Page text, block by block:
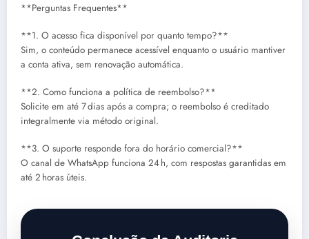
**Perguntas Frequentes**
**1. O acesso fica disponível por quanto tempo?**
Sim, o conteúdo permanece acessível enquanto o usuário mantiver
a conta ativa, sem renovação automática.
**2. Como funciona a política de reembolso?**
Solicite em até 7 dias após a compra; o reembolso é creditado
integralmente via método original.
**3. O suporte responde fora do horário comercial?**
O canal de WhatsApp funciona 24 h, com respostas garantidas em
até 2 horas úteis.